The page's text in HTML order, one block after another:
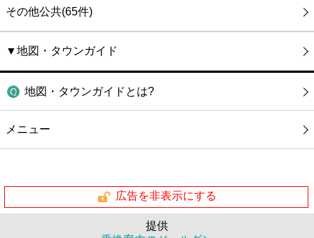
その他公共(65件)
▼地図・タウンガイド
地図・タウンガイドとは?
メニュー
広告を非表示にする
提供